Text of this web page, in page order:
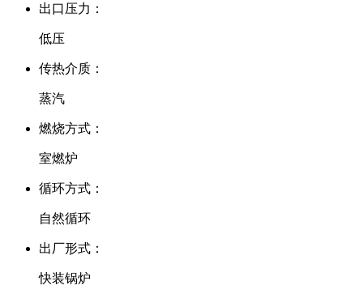
出口压力：
低压
传热介质：
蒸汽
燃烧方式：
室燃炉
循环方式：
自然循环
出厂形式：
快装锅炉